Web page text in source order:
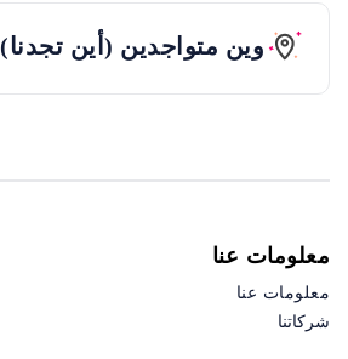
وين متواجدين (أين تجدنا)
معلومات عنا
معلومات عنا
شركاتنا